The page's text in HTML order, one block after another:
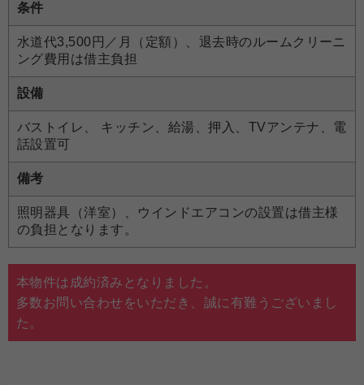
条件
水道代3,500円／月（定額）、退去時のルームクリーニ
ング費用は借主負担
設備
バストイレ、 キッチン、給湯、押入、TVアンテナ、電
話設置可
備考
照明器具（洋室）、ウインドエアコンの設置は借主様
の負担となります。
本物件は成約済みとなりました。
多数お問い合わせをいただき、誠に有難うございまし
た。